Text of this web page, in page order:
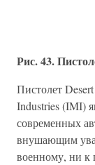
Рис. 43.
Пистолет
Industries (IMI)
современных
внушающим
военному, ни к